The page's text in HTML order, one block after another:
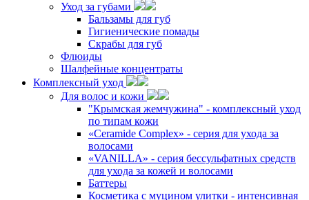
Уход за губами
Бальзамы для губ
Гигиенические помады
Скрабы для губ
Флюиды
Шалфейные концентраты
Комплексный уход
Для волос и кожи
"Крымская жемчужина" - комплексный уход
по типам кожи
«Ceramide Complex» - серия для ухода за
волосами
«VANILLA» - серия бессульфатных средств
для ухода за кожей и волосами
Баттеры
Косметика с муцином улитки - интенсивная